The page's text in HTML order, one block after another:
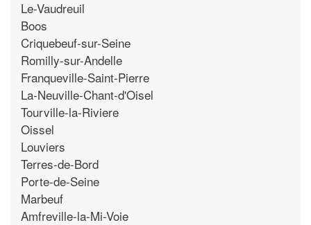
Le-Vaudreuil
Boos
Criquebeuf-sur-Seine
Romilly-sur-Andelle
Franqueville-Saint-Pierre
La-Neuville-Chant-d'Oisel
Tourville-la-Riviere
Oissel
Louviers
Terres-de-Bord
Porte-de-Seine
Marbeuf
Amfreville-la-Mi-Voie